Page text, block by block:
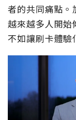
者的共同痛點。
越來越多人開始
不如讓刷卡體驗